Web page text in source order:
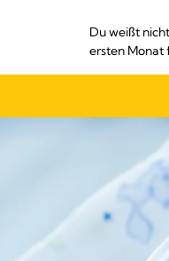
Du weißt
ersten Monat